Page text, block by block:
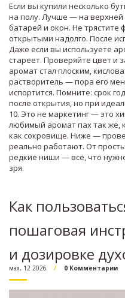
Если вы купили несколько
на полу. Лучше — на
батарей и окон. Не трястите
открытыми надолго. После
Даже если вы используете
стареет. Проверяйте цвет и
аромат стал плоским,
растворитель — пора его
испортится. Помните: срок
после открытия, но при
10. Это не маркетинг — это
любимый аромат пах так же,
как сокровище. Ниже —
реально работают. От
редкие ниши — всё, что
зря.
Как
пошаговая
и дозировке
мая, 12 2026 0 Комментарии